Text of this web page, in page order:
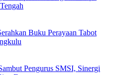
Buku Perayaan Tabot
Pengurus SMSI, Sinergi